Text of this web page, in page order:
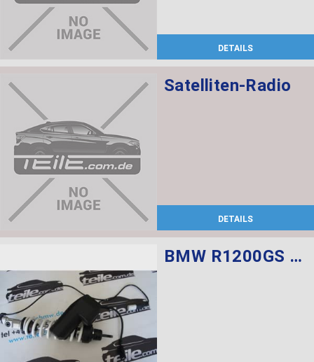
DETAILS
Satelliten-Radio
DETAILS
BMW R1200GS Federbein vorn ESA